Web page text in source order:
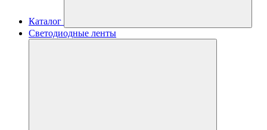
Каталог
Светодиодные ленты